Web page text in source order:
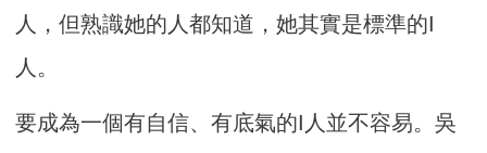
人，但熟識她的人都知道，她其實是標準的I
人。
要成為一個有自信、有底氣的I人並不容易。吳